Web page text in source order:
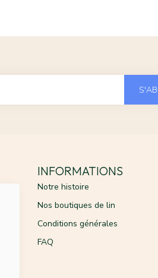
INFORMATIONS
Notre histoire
Nos boutiques de lin
Conditions générales
FAQ